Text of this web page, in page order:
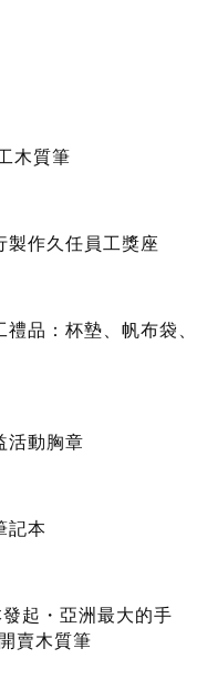
木質筆
作久任員工獎座
品：杯墊、帆布袋、
活動胸章
記本
起・亞洲最大的手
賣木質筆